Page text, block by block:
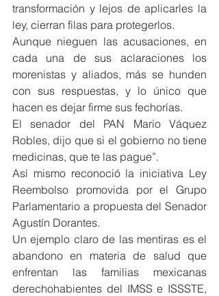
transformación y lejos de aplicarles la
ley, cierran filas para protegerlos.
Aunque nieguen las acusaciones, en
cada una de sus aclaraciones los
morenistas y aliados, más se hunden
con sus respuestas, y lo único que
hacen es dejar firme sus fechorías.
El senador del PAN Mario Váquez
Robles, dijo que si el gobierno no tiene
medicinas, que te las pague”.
Así mismo reconoció la iniciativa Ley
Reembolso promovida por el Grupo
Parlamentario a propuesta del Senador
Agustín Dorantes.
Un ejemplo claro de las mentiras es el
abandono en materia de salud que
enfrentan las familias mexicanas
derechohabientes del IMSS e ISSSTE,